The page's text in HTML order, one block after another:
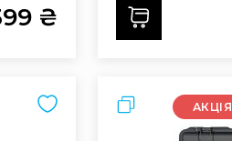
₴
ПорівнятиАКЦІЯ